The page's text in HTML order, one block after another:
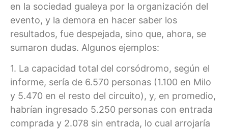
en la sociedad gualeya por la organización del
evento, y la demora en hacer saber los
resultados, fue despejada, sino que, ahora, se
sumaron dudas. Algunos ejemplos:
1. La capacidad total del corsódromo, según el
informe, sería de 6.570 personas (1.100 en Milo
y 5.470 en el resto del circuito), y, en promedio,
habrían ingresado 5.250 personas con entrada
comprada y 2.078 sin entrada, lo cual arrojaría